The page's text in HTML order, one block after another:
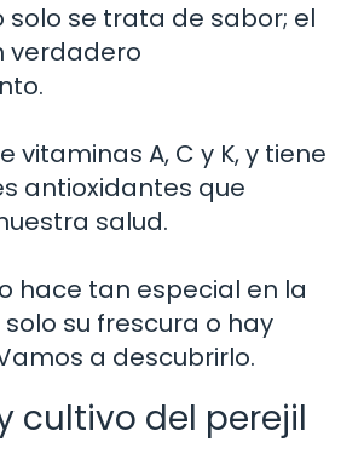
solo se trata de sabor; el
verdadero
vitaminas A, C y K, y tiene
antioxidantes que
salud.
hace tan especial en la
solo su frescura o hay
a descubrirlo.
cultivo del perejil